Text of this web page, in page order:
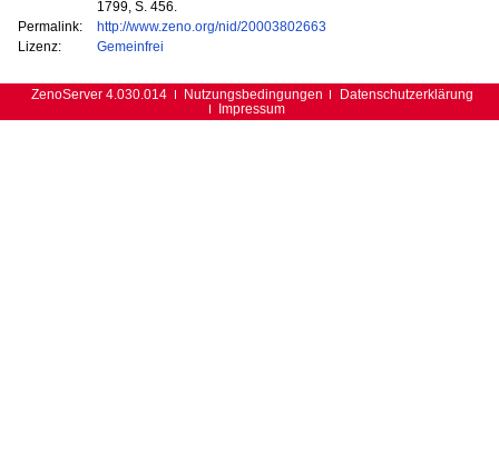
1799, S. 456.
Permalink:
http://www.zeno.org/nid/20003802663
Lizenz:
Gemeinfrei
ZenoServer 4.030.014 Nutzungsbedingungen
Datenschutzerklärung
Impressum